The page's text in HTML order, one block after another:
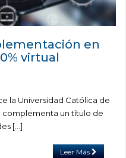
en
virtual
la Universidad Católica de
complementa un título de
[…]
Leer Más